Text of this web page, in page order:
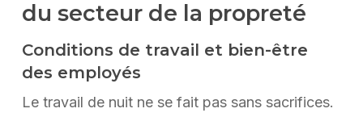
du secteur de la propreté
Conditions de travail et bien-être
des employés
Le travail de nuit ne se fait pas sans sacrifices.